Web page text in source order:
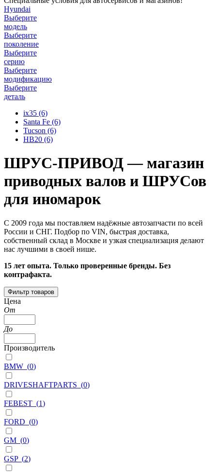
Hyundai
Выберите
модель
Выберите
поколение
Выберите
серию
Выберите
модификацию
Выберите
деталь
ix35 (6)
Santa Fe (6)
Tucson (6)
HB20 (6)
ШРУС-ПРИВОД — магазин
приводных валов и ШРУСов
для иномарок
С 2009 года мы поставляем надёжные автозапчасти по всей
России и СНГ. Подбор по VIN, быстрая доставка,
собственный склад в Москве и узкая специализация делают
нас лучшими в своей нише.
15 лет опыта. Только проверенные бренды. Без
контрафакта.
Фильтр товаров
Цена
От
До
Производитель
BMW (0)
DRIVESHAFTPARTS (0)
FEBEST (1)
FORD (0)
GM (0)
GSP (2)